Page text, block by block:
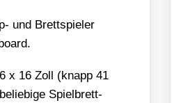
und Brett­spie­ler
x 16 Zoll (knapp 41
Spiel­brett-